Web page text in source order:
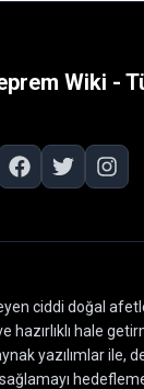
Wiki -
ciddi doğal
hale
yazılımlar ile,